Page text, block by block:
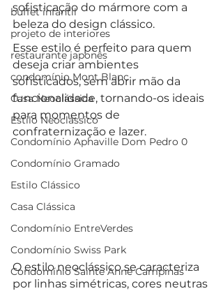
buffet infantil
projeto de interiores
restaurante japonês
condomínio Mont Blanc
Casa Neoclássica
Estilo Neoclássico
Condomínio Aphaville Dom Pedro 0
Condomínio Gramado
Estilo Clássico
Casa Clássica
Condomínio EntreVerdes
Condomínio Swiss Park
Condomínio Sainte Anne Campinas
sofisticação do mármore com a
beleza do design clássico.
Esse estilo é perfeito para quem
deseja criar ambientes
sofisticados, sem abrir mão da
funcionalidade, tornando-os ideais
para momentos de
confraternização e lazer.
O estilo neoclássico se caracteriza
por linhas simétricas, cores neutras